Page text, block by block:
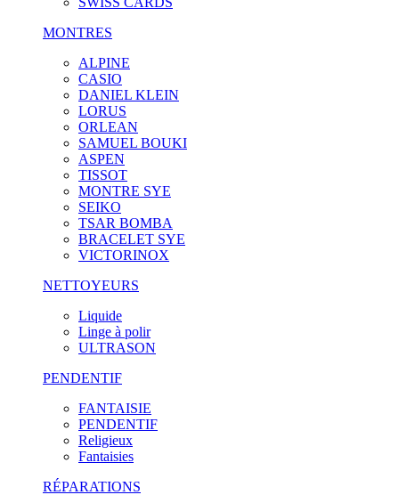
MONTRES
ALPINE
CASIO
DANIEL KLEIN
LORUS
ORLEAN
SAMUEL BOUKI
ASPEN
TISSOT
MONTRE SYE
SEIKO
TSAR BOMBA
BRACELET SYE
VICTORINOX
NETTOYEURS
Liquide
Linge à polir
ULTRASON
PENDENTIF
FANTAISIE
PENDENTIF
Religieux
Fantaisies
RÉPARATIONS